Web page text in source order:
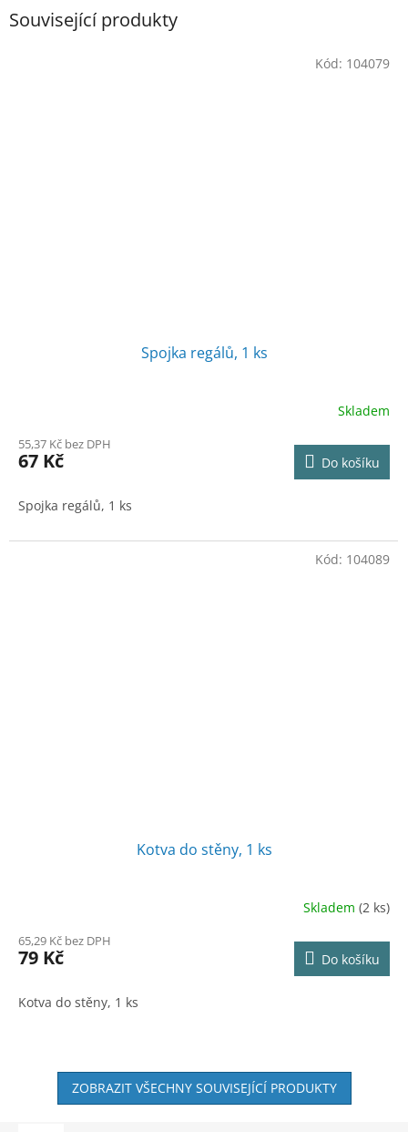
Související produkty
Spojka regálů, 1 ks
Skladem
55,37 Kč bez DPH
67 Kč Do košíku
Spojka regálů, 1 ks
Kód: 104079
Kotva do stěny, 1 ks
Skladem (2 ks)
65,29 Kč bez DPH
79 Kč Do košíku
Kotva do stěny, 1 ks
Kód: 104089
ZOBRAZIT VŠECHNY SOUVISEJÍCÍ PRODUKTY